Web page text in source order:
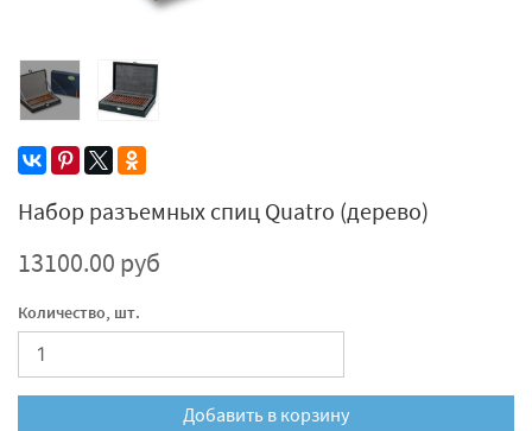
Набор разъемных спиц Quatro (дерево)
13100.00 руб
Количество, шт.
Добавить в корзину